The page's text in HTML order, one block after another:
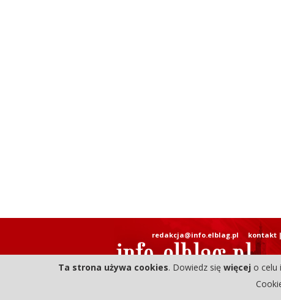
redakcja@info.elblag.pl kontakt|
Ta strona używa cookies. Dowiedz się więcej o celu